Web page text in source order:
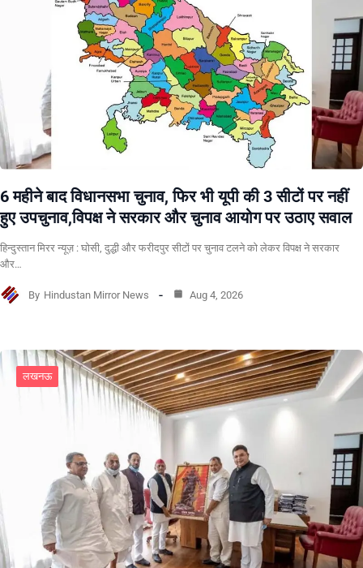
6 महीने बाद विधानसभा चुनाव, फिर भी यूपी की 3 सीटों पर नहीं
हुए उपचुनाव,विपक्ष ने सरकार और चुनाव आयोग पर उठाए सवाल
हिन्दुस्तान मिरर न्यूज़ : घोसी, दुद्धी और फरीदपुर सीटों पर चुनाव टलने को लेकर विपक्ष ने सरकार
और…
By Hindustan Mirror News Aug 4, 2026
लखनऊ